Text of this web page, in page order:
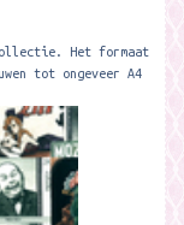
Het formaat
tot ongeveer A4